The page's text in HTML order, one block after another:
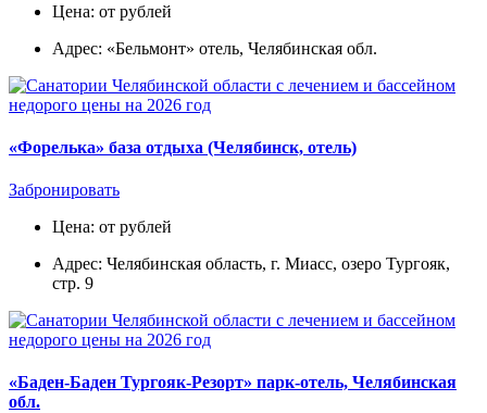
Цена: от рублей
Адрес: «Бельмонт» отель, Челябинская обл.
«Форелька» база отдыха (Челябинск, отель)
Забронировать
Цена: от рублей
Адрес: Челябинская область, г. Миасс, озеро Тургояк,
стр. 9
«Баден-Баден Тургояк-Резорт» парк-отель, Челябинская
обл.